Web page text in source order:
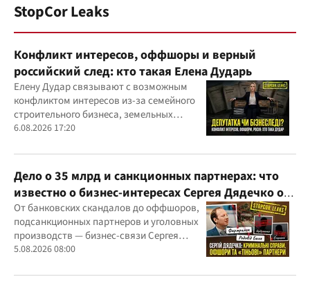
StopCor Leaks
Конфликт интересов, оффшоры и верный
российский след: кто такая Елена Дударь
Елену Дудар связывают с возможным
конфликтом интересов из-за семейного
строительного бизнеса, земельных
скандалов, судебных дел
6.08.2026 17:20
Дело о 35 млрд и санкционных партнерах: что
известно о бизнес-интересах Сергея Дядечко от
"Родовид Банка" до "ФАРМАСЕЛ"
От банковских скандалов до оффшоров,
подсанкционных партнеров и уголовных
производств — бизнес-связи Сергея
Дядечко до сих пор простираются через
юрисдикций
5.08.2026 08:00